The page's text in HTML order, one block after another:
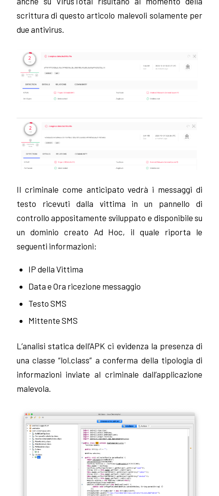
scrittura di questo articolo malevoli solamente per
due antivirus.
Il criminale come anticipato vedrà i messaggi di
testo ricevuti dalla vittima in un pannello di
controllo appositamente sviluppato e disponibile su
un dominio creato Ad Hoc, il quale riporta le
seguenti informazioni:
IP della Vittima
Data e Ora ricezione messaggio
Testo SMS
Mittente SMS
L’analisi statica dell’APK ci evidenza la presenza di
una classe “lol.class” a conferma della tipologia di
informazioni inviate al criminale dall’applicazione
malevola.